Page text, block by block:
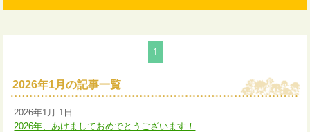
1
2026年1月の記事一覧
2026年1月 1日
2026年、あけましておめでとうございます！